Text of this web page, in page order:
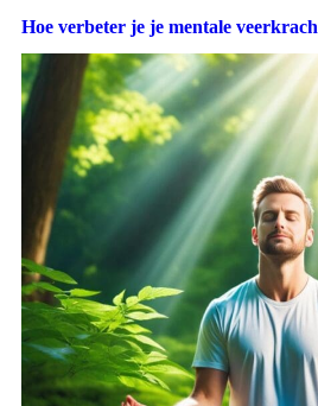
Hoe verbeter je je mentale